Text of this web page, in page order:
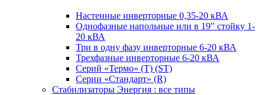
Настенные инверторные 0,35-20 кВА
Однофазные напольные или в 19" стойку 1-
20 кВА
Три в одну фазу инверторные 6-20 кВА
Трехфазные инверторные 6-20 кВА
Серий «Термо» (T) (ST)
Серии «Стандарт» (R)
Стабилизаторы Энергия : все типы